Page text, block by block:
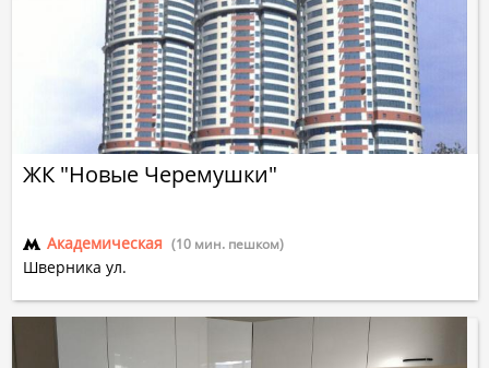
ЖК "Новые Черемушки"
Академическая (10 мин. пешком)
Шверника ул.